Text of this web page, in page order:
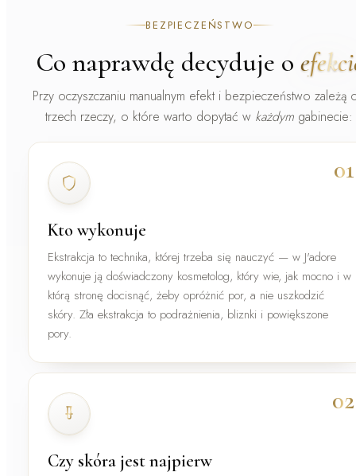
BEZPIECZEŃSTWO
Co naprawdę decyduje o
Przy oczyszczaniu manualnym efekt i bezpieczeństwo zależą
trzech rzeczy, o które warto dopytać w każdym gabinecie:
01
Kto wykonuje
Ekstrakcja to technika, której trzeba się nauczyć — w J'adore
wykonuje ją doświadczony kosmetolog, który wie, jak mocno i w
którą stronę docisnąć, żeby opróżnić por, a nie uszkodzić
skóry. Zła ekstrakcja to podrażnienia, bliznki i powiększone
pory.
02
Czy skóra jest najpierw